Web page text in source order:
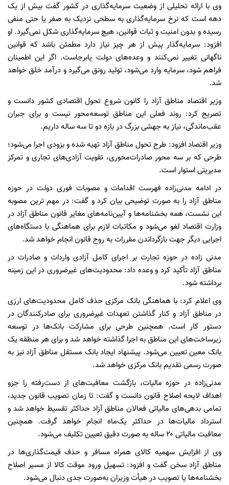
وی با ارائه تحلیلی از وضعیت سرمایه‌گذاری در کشور گفت بیش از یک
دهه است که نرخ سرمایه‌گذاری به سطحی نزدیک به صفر یا حتی منفی
رسیده و بدون امنیت و ثبات قوانین، هیچ سرمایه‌گذاری شکل نمی‌گیرد. او
افزود: سرمایه‌گذار پیش از هر چیز نیاز دارد مطمئن باشد که قوانین
ناگهانی تغییر نمی‌کنند و وعده‌های دولت پابرجاست. اگر این اطمینان
فراهم شود، سرمایه وارد می‌شود، تولید رونق می‌گیرد و درآمد خلق خواهد
شد.
وزیر اقتصاد مناطق آزاد را کانون شروع تحول اقتصادی کشور دانست و
تصریح کرد: روند فعلی این مناطق توسعه‌محور نیست و برای جبران
عقب‌ماندگی، نیاز به جهشی بزرگ در بازه دو تا سه ساله داریم.
وزیر اقتصاد افزود: طرح تحول مناطق آزاد تهیه شده و بزودی اجرا می‌شود؛
طرحی که بر سه محور صادرات‌محوری، تقویت آزادی‌های تجاری و تمرکز
مدیریتی استوار است.
در ادامه مدنی‌زاده فهرست اقدامات و مصوبات فوری دولت در حوزه
مناطق آزاد را به صورت توضیحی بیان کرد و گفت: در مهم ترین مصوبه
این نشست، همه بخشنامه‌ها و آیین‌نامه‌های مغایر قانون مناطق آزاد در
وزارت اقتصاد لغو می‌شود و مکاتبات لازم برای هماهنگی با دستگاه‌های
اجرایی دیگر جهت بازگرداندن مقررات به روح قانون انجام خواهد شد.
مدنی زاده در حوزه تجارت بر اجرای کامل آزادی واردات و صادرات در
مناطق آزاد تأکید کرد و وعده داد: محدودیت‌های غیرضروری در این زمینه
برداشته شود.
وی اعلام کرد: با هماهنگی بانک مرکزی حذف کامل محدودیت‌های ارزی
در مناطق آزاد و کنار گذاشتن تعهدات غیرضروری برای صادرکنندگان در
دستور کار است. همچنین طرحی برای مشارکت بانک‌ها در توسعه
زیرساخت‌های این مناطق به اجرا گذاشته خواهد شد و برای هر منطقه یک
بانک معین تعیین می‌شود. پیشنهاد ایجاد بانک مستقل مناطق آزاد نیز به
صورت رسمی تقدیم بانک مرکزی خواهد شد.
مدنی‌زاده در حوزه مالیات، بازگشت معافیت‌های از دست‌رفته را جزو
اهداف لایحه اصلاح قانون دانست و گفت: تا زمان تصویب قانون جدید،
تمامی بدهی‌های مالیاتی فعالان مناطق آزاد حداکثر تقسیط خواهد شد و
استرداد مالیات‌ها در حداکثر یک‌ماه انجام خواهد گرفت. همچنین
معافیت مالیاتی ۲۰ ساله به صورت دقیق تعیین تکلیف می‌شود.
وی از افزایش سهمیه کالای همراه مسافر و حذف قیمت‌گذاری‌ها در
مناطق آزاد سخن گفت و افزود: تسهیل ورود موقت کالا از مسیر اصلاح
بخشنامه‌ها یا تصویب در هیأت وزیران به‌صورت جدی دنبال می‌شود.